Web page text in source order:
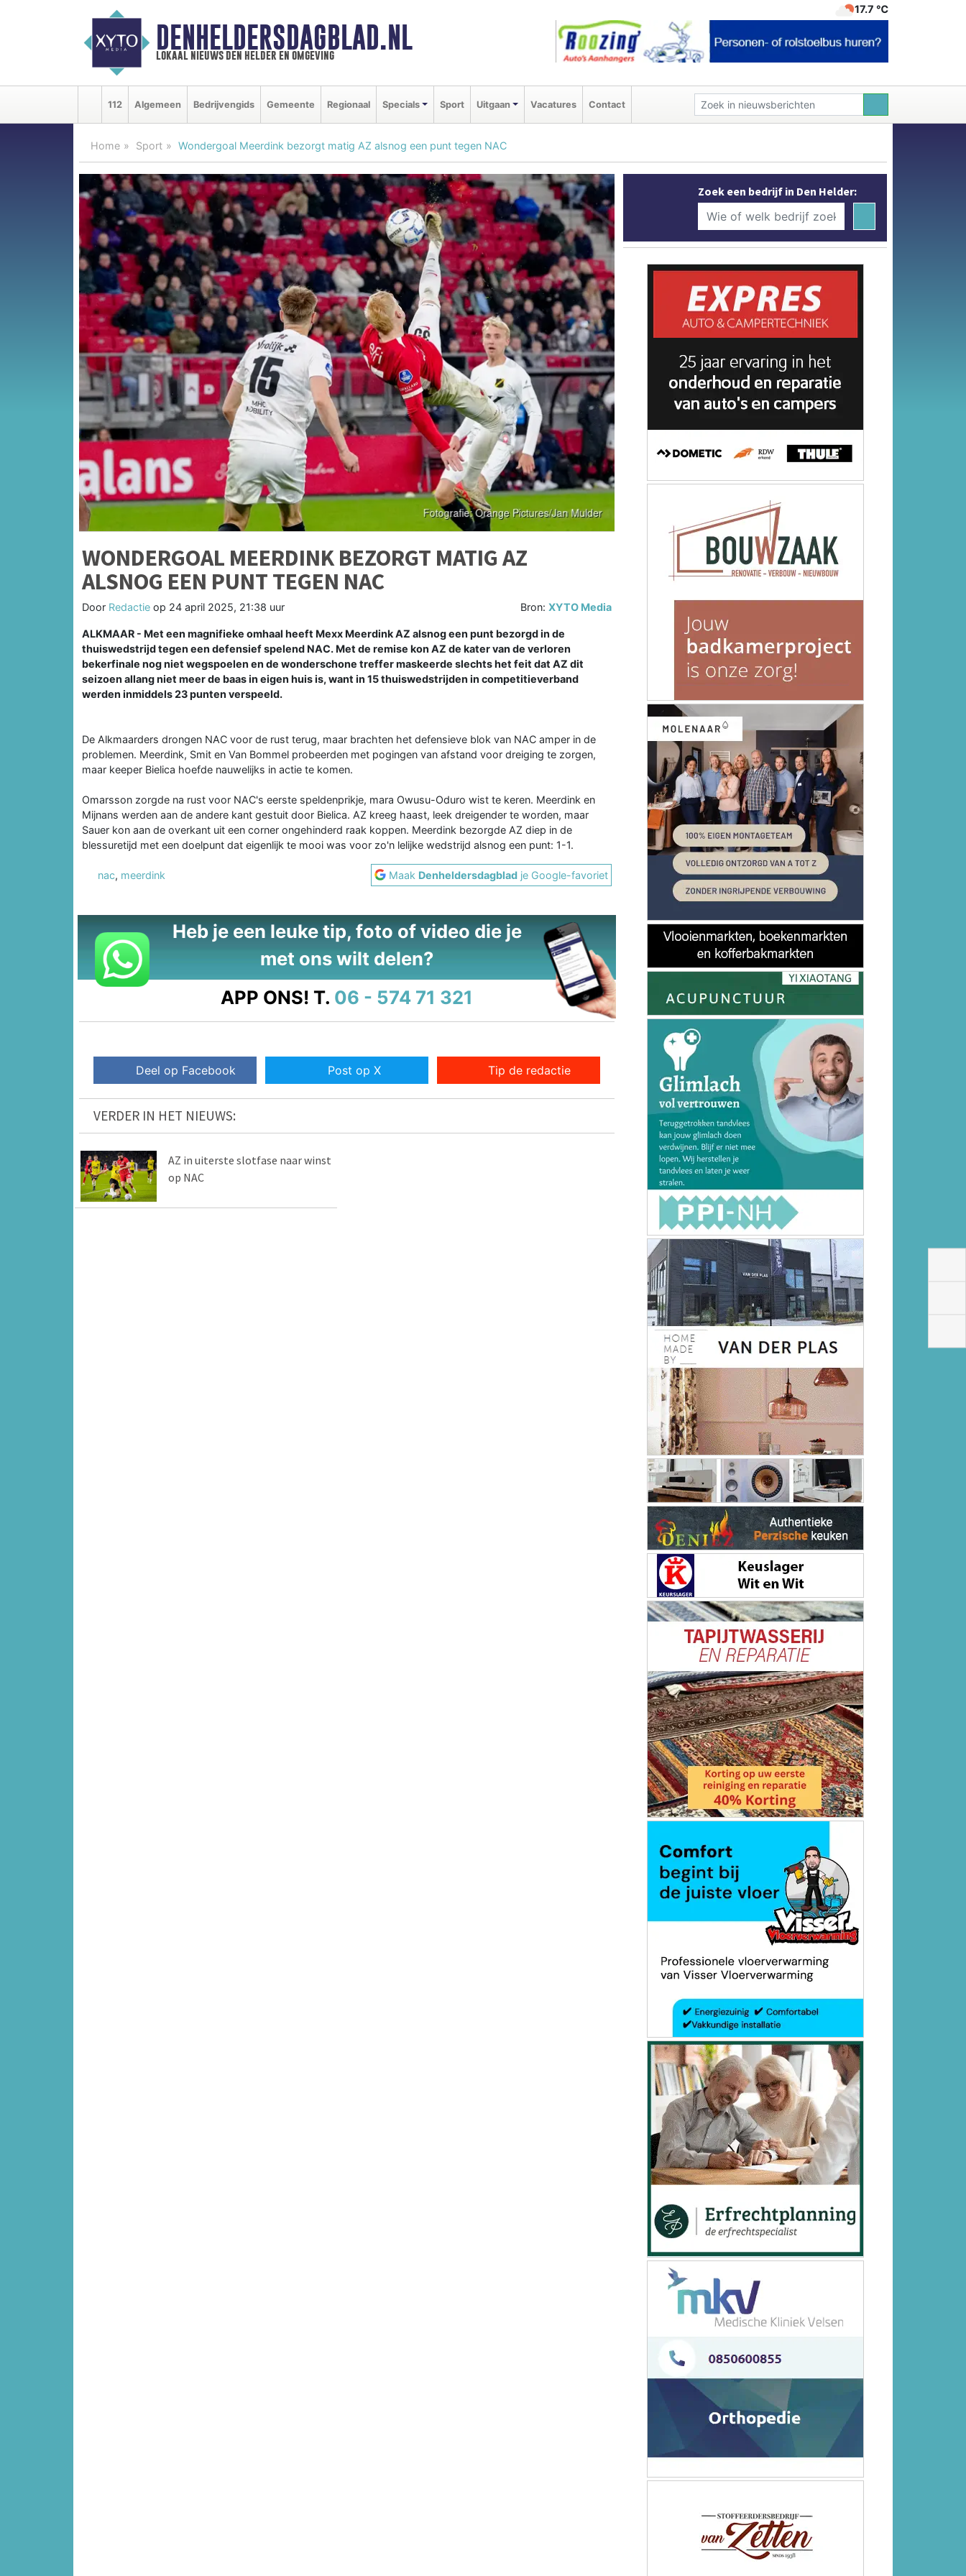
DENHELDERSDAGBLAD.NL
lokaal nieuws den helder en omgeving
17.7 ℃
112 Algemeen Bedrijvengids Gemeente Regionaal Specials Sport Uitgaan Vacatures Contact
Home Sport Wondergoal Meerdink bezorgt matig AZ alsnog een punt tegen NAC
WONDERGOAL MEERDINK BEZORGT MATIG AZ
ALSNOG EEN PUNT TEGEN NAC
Door Redactie op 24 april 2025, 21:38 uur Bron:XYTO Media
ALKMAAR - Met een magnifieke omhaal heeft Mexx Meerdink AZ alsnog een punt bezorgd in de
thuiswedstrijd tegen een defensief spelend NAC. Met de remise kon AZ de kater van de verloren
bekerfinale nog niet wegspoelen en de wonderschone treffer maskeerde slechts het feit dat AZ dit
seizoen allang niet meer de baas in eigen huis is, want in 15 thuiswedstrijden in competitieverband
werden inmiddels 23 punten verspeeld.
De Alkmaarders drongen NAC voor de rust terug, maar brachten het defensieve blok van NAC amper in de
problemen. Meerdink, Smit en Van Bommel probeerden met pogingen van afstand voor dreiging te zorgen,
maar keeper Bielica hoefde nauwelijks in actie te komen.
Omarsson zorgde na rust voor NAC's eerste speldenprikje, mara Owusu-Oduro wist te keren. Meerdink en
Mijnans werden aan de andere kant gestuit door Bielica. AZ kreeg haast, leek dreigender te worden, maar
Sauer kon aan de overkant uit een corner ongehinderd raak koppen. Meerdink bezorgde AZ diep in de
blessuretijd met een doelpunt dat eigenlijk te mooi was voor zo'n lelijke wedstrijd alsnog een punt: 1-1.
nac, meerdink Maak Denheldersdagblad je Google-favoriet
Heb je een leuke tip, foto of video die je
met ons wilt delen?
APP ONS! T. 06 - 574 71 321
Deel op Facebook Post op X Tip de redactie
VERDER IN HET NIEUWS:
AZ in uiterste slotfase naar winst
op NAC
Zoek een bedrijf in Den Helder: